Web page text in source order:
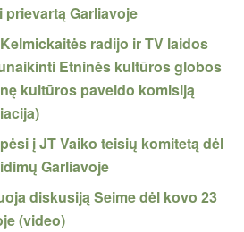
Garliavoje
radijo ir TV laidos
Etninės kultūros globos
kultūros paveldo komisiją
į JT Vaiko teisių komitetą dėl
Garliavoje
diskusiją Seime dėl kovo 23
(video)